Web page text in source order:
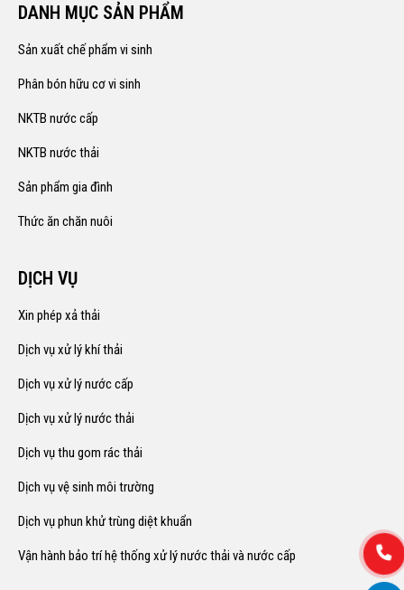
DANH MỤC SẢN PHẨM
Sản xuất chế phẩm vi sinh
Phân bón hữu cơ vi sinh
NKTB nước cấp
NKTB nước thải
Sản phẩm gia đình
Thức ăn chăn nuôi
DỊCH VỤ
Xin phép xả thải
Dịch vụ xử lý khí thải
Dịch vụ xử lý nước cấp
Dịch vụ xử lý nước thải
Dịch vụ thu gom rác thải
Dịch vụ vệ sinh môi trường
Dịch vụ phun khử trùng diệt khuẩn
Vận hành bảo trí hệ thống xử lý nước thải và nước cấp